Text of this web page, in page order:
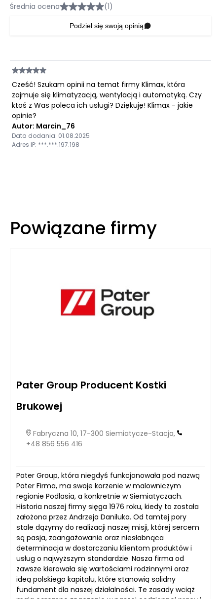
Średnia ocena (1)
Podziel się swoją opinią
Cześć! Szukam opinii na temat firmy Klimax, która
zajmuje się klimatyzacją, wentylacją i automatyką. Czy
ktoś z Was poleca ich usługi? Dziękuję! Klimax - jakie
opinie?
Autor: Marcin_76
Data dodania: 01.08.2025
Adres IP: ***.***.197.198
Powiązane firmy
Pater Group Producent Kostki
Brukowej
Fabryczna 10, 17-300 Siemiatycze-Stacja,
+48 856 556 416
Pater Group, która niegdyś funkcjonowała pod nazwą
Pater Firma, ma swoje korzenie w malowniczym
regionie Podlasia, a konkretnie w Siemiatyczach.
Historia naszej firmy sięga 1976 roku, kiedy to została
założona przez Andrzeja Daniluka. Od tamtej pory
stale dążymy do realizacji naszej misji, której sercem
są pasja, zaangażowanie oraz niesłabnąca
determinacja w dostarczaniu klientom produktów i
usług o najwyższym standardzie. Nasza firma od
zawsze kierowała się wartościami rodzinnymi oraz
ideą polskiego kapitału, które stanowią solidny
fundament dla naszej działalności. Te zasady wciąż